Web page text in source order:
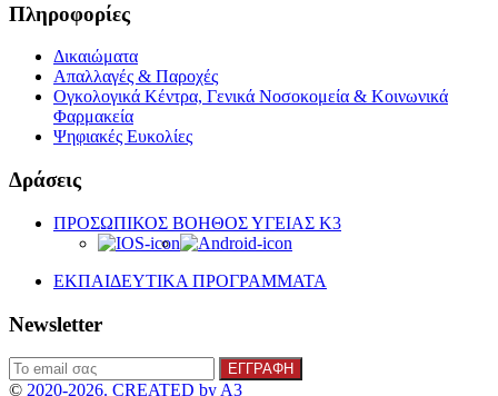
Πληροφορίες
Δικαιώματα
Απαλλαγές & Παροχές
Ογκολογικά Κέντρα, Γενικά Νοσοκομεία & Κοινωνικά
Φαρμακεία
Ψηφιακές Ευκολίες
Δράσεις
ΠΡΟΣΩΠΙΚΟΣ ΒΟΗΘΟΣ ΥΓΕΙΑΣ K3
ΕΚΠΑΙΔΕΥΤΙΚΑ ΠΡΟΓΡΑΜΜΑΤΑ
Newsletter
© 2020-2026. CREATED by A3